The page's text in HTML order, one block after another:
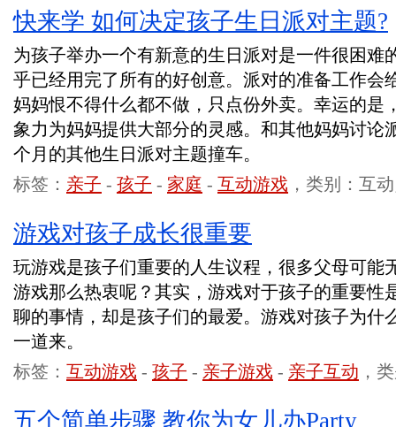
快来学 如何决定孩子生日派对主题?
为孩子举办一个有新意的生日派对是一件很困难
乎已经用完了所有的好创意。派对的准备工作会
妈妈恨不得什么都不做，只点份外卖。幸运的是
象力为妈妈提供大部分的灵感。和其他妈妈讨论
个月的其他生日派对主题撞车。
标签： 亲子 - 孩子 - 家庭 - 互动游戏 ，类别：互
游戏对孩子成长很重要
玩游戏是孩子们重要的人生议程，很多父母可能
游戏那么热衷呢？其实，游戏对于孩子的重要性
聊的事情，却是孩子们的最爱。游戏对孩子为什
一道来。
标签： 互动游戏 - 孩子 - 亲子游戏 - 亲子互动 ，
五个简单步骤 教你为女儿办Party